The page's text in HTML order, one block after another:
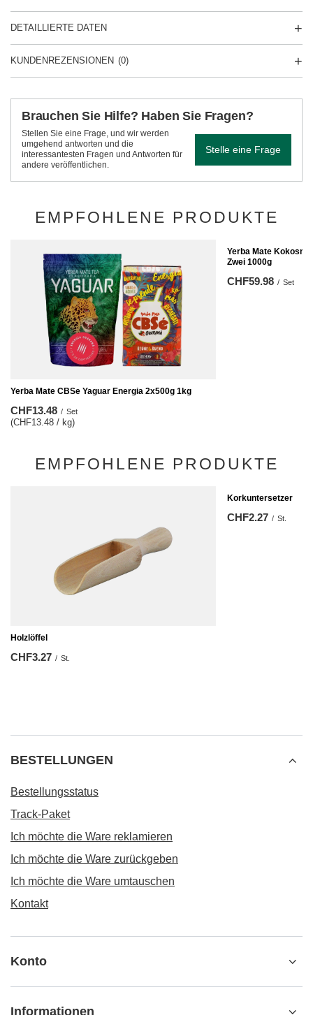
DETAILLIERTE DATEN
KUNDENREZENSIONEN (0)
Brauchen Sie Hilfe? Haben Sie Fragen?
Stellen Sie eine Frage, und wir werden
umgehend antworten und die
interessantesten Fragen und Antworten für
andere veröffentlichen.
Stelle eine Frage
EMPFOHLENE PRODUKTE
Yerba Mate CBSe Yaguar Energia 2x500g 1kg
CHF13.48 / Set
(CHF13.48 / kg)
Yerba Mate
Zwei 1000g
CHF59.98 / Set
EMPFOHLENE PRODUKTE
Holzlöffel
CHF3.27 / St.
Korkuntersetzer
CHF2.27 / St.
BESTELLUNGEN
Bestellungsstatus
Track-Paket
Ich möchte die Ware reklamieren
Ich möchte die Ware zurückgeben
Ich möchte die Ware umtauschen
Kontakt
Konto
Informationen